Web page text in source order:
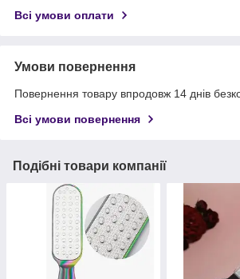
Всі умови оплати
Умови повернення
Повернення товару впродовж 14 днів
Всі умови повернення
Подібні товари компанії